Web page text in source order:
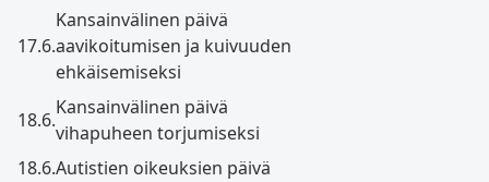
17.6.
Kansainvälinen päivä
aavikoitumisen ja kuivuuden
ehkäisemiseksi
18.6.
Kansainvälinen päivä
vihapuheen torjumiseksi
18.6.Autistien oikeuksien päivä